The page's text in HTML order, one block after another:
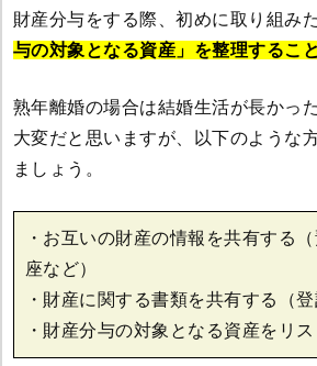
財産分与をする際、初めに取り組み
与の対象となる資産」を整理すること
熟年離婚の場合は結婚生活が長かっ
大変だと思いますが、以下のような
ましょう。
・お互いの財産の情報を共有する
座など）
・財産に関する書類を共有する（登
・財産分与の対象となる資産をリ